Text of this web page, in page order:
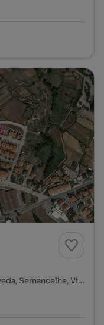
Bairro da Calçada, Sernancelhe e Sarzeda, Sernancelhe, Viseu